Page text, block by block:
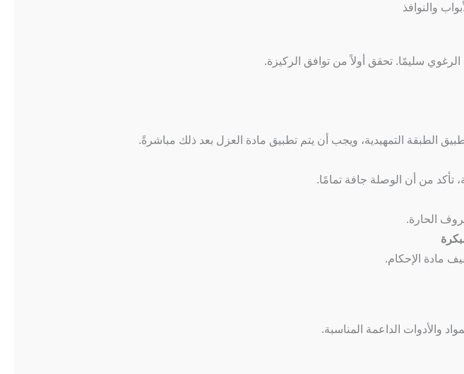
والنوافذ
سليمًا. تحقق أولاً من توافق الركيزة.
الطبقة التمهيدية، ويجب أن يتم تطبيق مادة العزل بعد ذلك مباشرةً.
تأكد من أن الوصلة جافة تمامًا.
الحارة.
مادة الإحكام.
والأدوات الداعمة المناسبة.